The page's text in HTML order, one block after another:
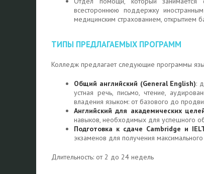
всестороннюю поддержку
медицинским страхованием, открытием
ТИПЫ ПРЕДЛАГАЕМЫХ ПРОГРАММ
Колледж предлагает следующие программы
Общий английский (General English):
устная речь, письмо, чтение,
владения языком: от базового до
Английский для академических
навыков, необходимых для успешного
Подготовка к сдаче Cambridge и
экзаменов для получения
Длительность: от 2 до 24 недель